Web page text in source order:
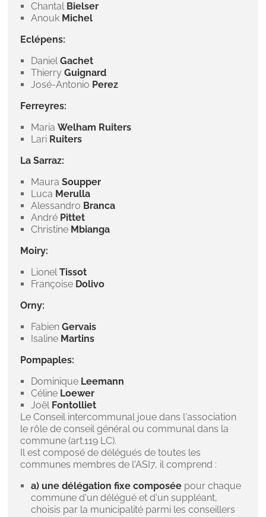
Chantal Bielser
Anouk Michel
Eclépens:
DanielGachet
ThierryGuignard
José-Antonio Perez
Ferreyres:
MariaWelham Ruiters
Lari Ruiters
La Sarraz:
MauraSoupper
Luca Merulla
Alessandro Branca
André Pittet
Christine Mbianga
Moiry:
LionelTissot
Françoise Dolivo
Orny:
FabienGervais
Isaline Martins
Pompaples:
Dominique Leemann
Céline Loewer
Joël Fontolliet
Le Conseil intercommunal joue dans l'association
le rôle de conseil général ou communal dans la
commune (art.119 LC).
Il est composé de délégués de toutes les
communes membres de l'ASI7, il comprend :
a) une délégation fixe composée pour chaque
commune d'un délégué et d'un suppléant,
choisis par la municipalité parmi les conseillers